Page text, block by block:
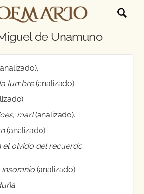
de Unamuno
lumbre(analizado).
mar!(analizado).
(analizado).
el olvido del recuerdo
insomnio (analizado).
.